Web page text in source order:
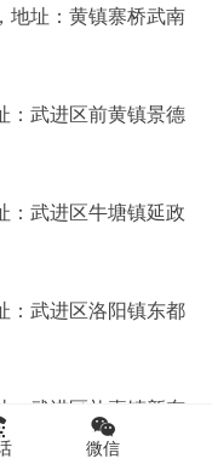
地址：黄镇寨桥武南
：武进区前黄镇景德
：武进区牛塘镇延政
：武进区洛阳镇东都
：武进区礼嘉镇新东
微信